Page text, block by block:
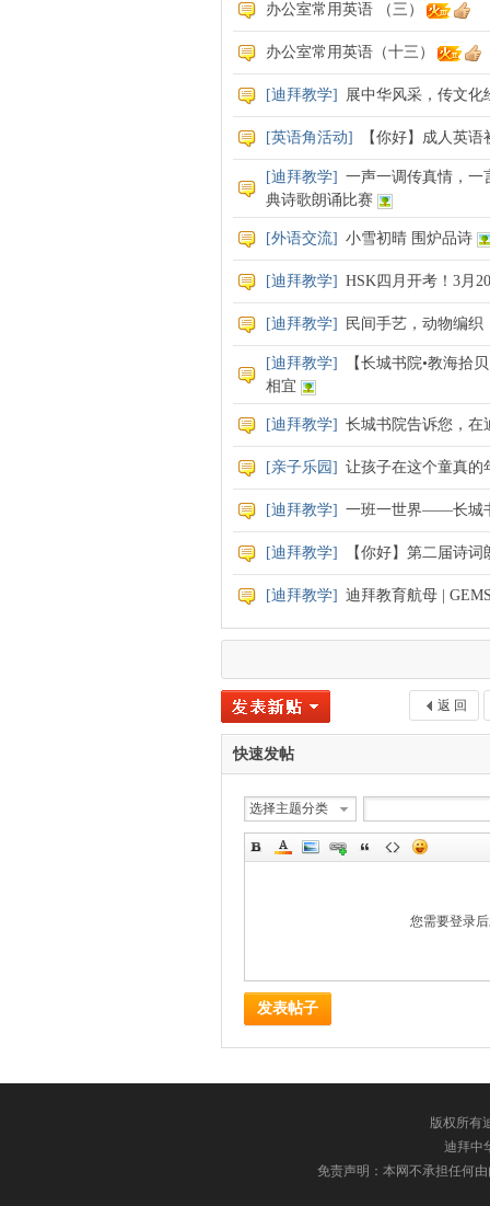
办公室常用英语 （三）
办公室常用英语（十三）
[迪拜教学] 展中华风采，传文化
[英语角活动] 【你好】成人英
[迪拜教学] 一声一调传真情，
典诗歌朗诵比赛
[外语交流] 小雪初晴 围炉品诗
[迪拜教学] HSK四月开考！3月
[迪拜教学] 民间手艺，动物编织
[迪拜教学]
【长城书院•教海
相宜
[迪拜教学] 长城书院告诉您，在
[亲子乐园 ] 让孩子在这个童真的
[迪拜教学] 一班一世界——长城
[迪拜教学] 【你好】第二届诗
[迪拜教学] 迪拜教育航母 |
返 回
快速发帖
选择主题分类
您需要登录
发表帖子
版权所有
迪拜中
免责声明：本网不承担任何